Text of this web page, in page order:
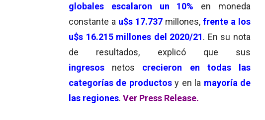
globales
escalaron un 10% en moneda
constante a u$s 17.737 millones, frente a los
u$s 16.215 millones del 2020/21. En su nota
de resultados, explicó que sus
ingresos netos crecieron en todas las
categorías de productosy en la mayoría de
las regiones. Ver Press Release.